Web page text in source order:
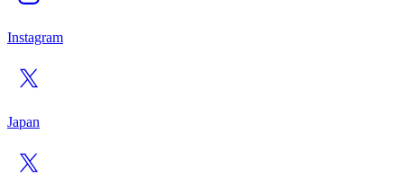
Instagram
Japan